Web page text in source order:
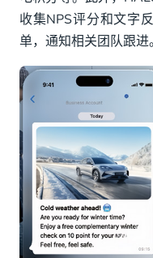
收集NPS评分和文字
单，通知相关团队跟进。